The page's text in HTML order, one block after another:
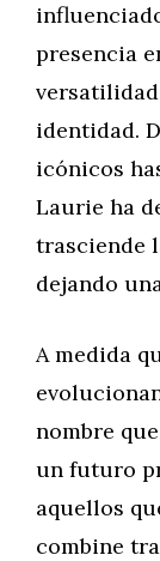
presencia
identidad.
icónicos
Laurie ha
trasciende
dejando
A medida
nombre
un futuro
aquellos
combine